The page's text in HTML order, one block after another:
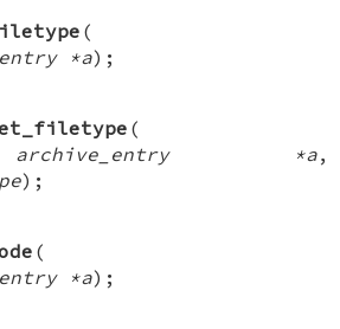
(
*a);
(
*a,
);
(
*a);